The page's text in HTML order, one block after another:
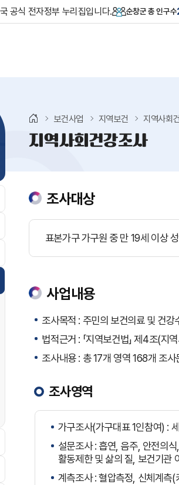
공식 전자정부 누리집입니다. 순창군 총 인구수
보건사업 지역보건 지역사회
지역사회건강조사
조사대상
표본가구 가구원 중 만 19세 이상
사업내용
조사목적 : 주민의 보건의료 및 건
법적근거 : 「지역보건법」 제4조(
조사내용 : 총 17개 영역 168개 조
조사영역
가구조사(가구대표 1인참여) :
설문조사 : 흡연, 음주, 안전의
활동제한 및 삶의 질, 보건기관
계측조사 : 혈압측정, 신체계측(